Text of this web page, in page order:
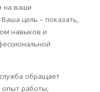
на ваши
цель – показать,
навыков и
обращает
работы,